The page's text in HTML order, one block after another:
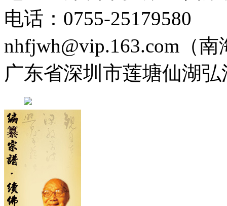
电话：0755-25179580
nhfjwh@vip.163.com（南
广东省深圳市莲塘仙湖弘